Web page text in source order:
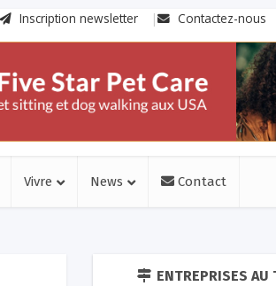
Inscription newsletter Contactez-nous
Vivre News Contact
ENTREPRISES AU